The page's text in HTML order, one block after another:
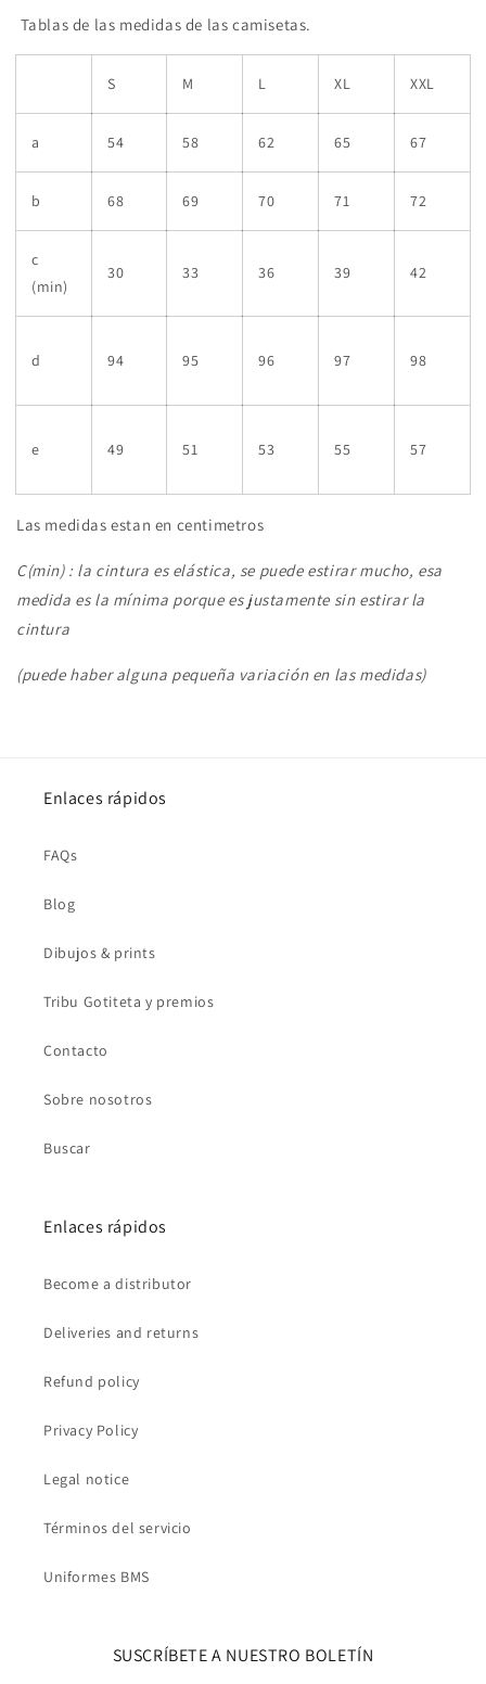
Tablas de las medidas de las camisetas.
S M L XL XXL
a 54 58 62 65 67
b 68 69 70 71 72
c
(min)
30 33 36 39 42
d 94 95 96 97 98
e 49 51 53 55 57
Las medidas estan en centimetros
C(min) : la cintura es elástica, se puede estirar mucho, esa
medida es la mínima porque es justamente sin estirar la
cintura
(puede haber alguna pequeña variación en las medidas)
Enlaces rápidos
FAQs
Blog
Dibujos & prints
Tribu Gotiteta y premios
Contacto
Sobre nosotros
Buscar
Enlaces rápidos
Become a distributor
Deliveries and returns
Refund policy
Privacy Policy
Legal notice
Términos del servicio
Uniformes BMS
SUSCRÍBETE A NUESTRO BOLETÍN